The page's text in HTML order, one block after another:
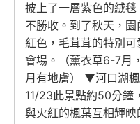
披上了一層紫色的絨
不勝收。到了秋天，
紅色，毛茸茸的特別
會場。（薰衣草6-7月
月有地膚） ▼河口湖
11/23此景點約50分鐘
與火紅的楓葉互相輝